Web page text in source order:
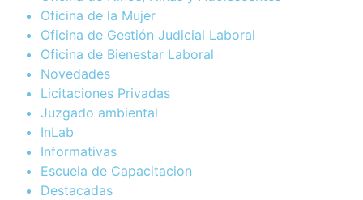
Oficina de la Mujer
Oficina de Gestión Judicial Laboral
Oficina de Bienestar Laboral
Novedades
Licitaciones Privadas
Juzgado ambiental
InLab
Informativas
Escuela de Capacitacion
Destacadas